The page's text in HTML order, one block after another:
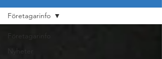
Företagarinfo
Nyheter
Företagarinfo